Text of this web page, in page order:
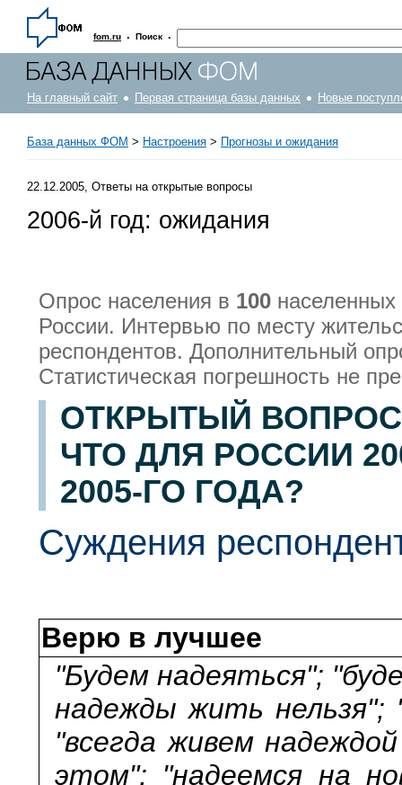
fom.ru · Поиск ·
На главный сайт Первая страница базы данных Новые
База данных ФОМ > Настроения > Прогнозы и ожидания
22.12.2005, Ответы на открытые вопросы
2006-й год: ожидания
Опрос населения в 100
России. Интервью по месту
респондентов. Дополнительный
Статистическая погрешность не
ОТКРЫТЫЙ
ЧТО ДЛЯ РОССИИ
2005-ГО ГОДА?
Суждения
Верю в лучшее
"Будем надеяться";
надежды жить нельзя";
"всегда живем
этом"; "надеемся на